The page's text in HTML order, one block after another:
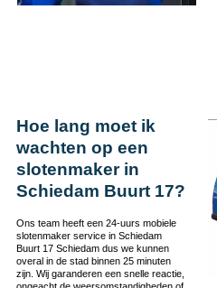
Hoe lang moet ik
wachten op een
slotenmaker in
Schiedam Buurt 17?
Ons team heeft een 24-uurs mobiele
slotenmaker service in Schiedam
Buurt 17 Schiedam dus we kunnen
overal in de stad binnen 25 minuten
zijn. Wij garanderen een snelle reactie,
ongeacht de weersomstandigheden of